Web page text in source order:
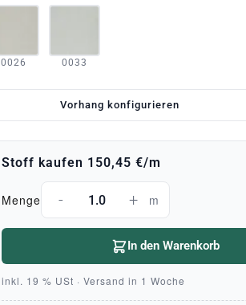
0026 0033
Vorhang konfigurieren
Stoff kaufen 150,45 €/m
Menge - + m
In den Warenkorb
inkl. 19 % USt · Versand in 1 Woche